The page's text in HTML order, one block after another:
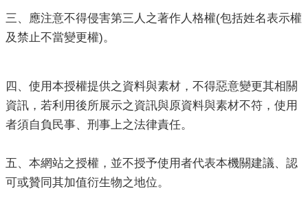
資
訊
主
題
專
影
音
三、應注意不得侵害第三人之著作人格權(包括姓名表示權
及禁止不當變更權)。
四、使用本授權提供之資料與素材，不得惡意變更其相關
資訊，若利用後所展示之資訊與原資料與素材不符，使用
者須自負民事、刑事上之法律責任。
五、本網站之授權，並不授予使用者代表本機關建議、認
可或贊同其加值衍生物之地位。